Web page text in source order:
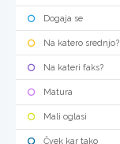
Dogaja se
Na katero srednjo?
Na kateri faks?
Matura
Mali oglasi
Čvek kar tako